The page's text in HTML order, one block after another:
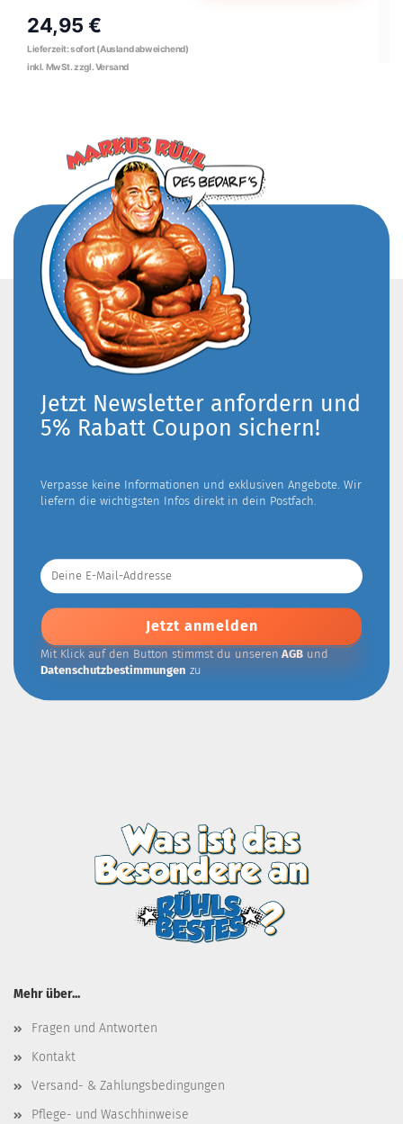
24,95 €
Jetzt Newsletter anfordern und
5% Rabatt Coupon sichern!
Verpasse keine Informationen und exklusiven Angebote. Wir
liefern die wichtigsten Infos direkt in dein Postfach.
Deine
E-
Mail-
Addresse
Mit Klick auf den Button stimmst du unseren AGB und
Datenschutzbestimmungen zu
Mehr über...
Fragen und Antworten
Kontakt
Versand- & Zahlungsbedingungen
Pflege- und Waschhinweise